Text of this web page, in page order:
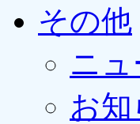
その他
ニュ
お